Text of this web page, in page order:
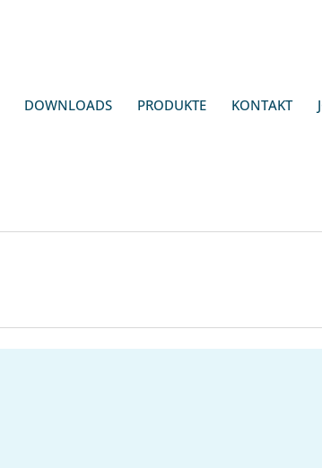
DOWNLOADS PRODUKTE KONTAKT